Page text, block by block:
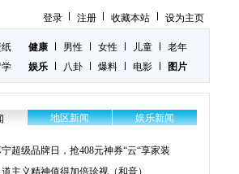
登录 注册 收藏本站 设为主页
学
健康 男性 女性 儿童
老年
娱乐
八卦 爆料 电影 图片
地区新闻 娱乐新闻
超级品牌日，抢408元神券“云“享家装
主义精神值得加倍珍视（和音）